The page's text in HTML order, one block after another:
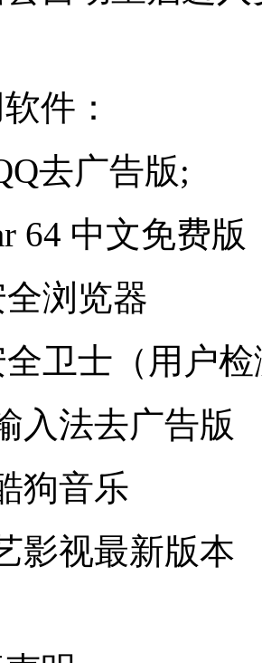
件：
去广告版;
64 中文免费版
浏览器
全卫士（用户
入法去广告版
狗音乐
影视最新版本